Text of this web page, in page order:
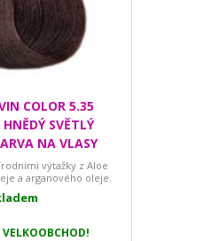
COLOR 5.35
SVĚTLÝ
NA VLASY
výtažky z Aloe
a arganového oleje.